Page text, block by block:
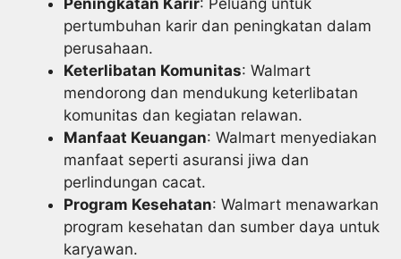
pertumbuhan karir dan peningkatan dalam
perusahaan.
Keterlibatan Komunitas: Walmart
mendorong dan mendukung keterlibatan
komunitas dan kegiatan relawan.
Manfaat Keuangan: Walmart menyediakan
manfaat seperti asuransi jiwa dan
perlindungan cacat.
Program Kesehatan: Walmart menawarkan
program kesehatan dan sumber daya untuk
karyawan.